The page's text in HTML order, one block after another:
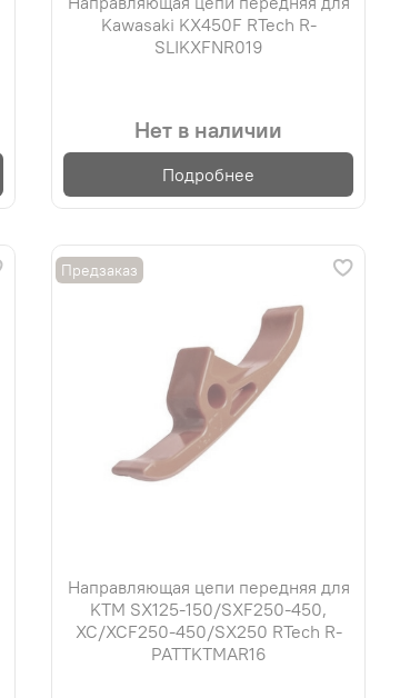
Kawasaki KX450F RTech R-
SLIKXFNR019
Нет в наличии
Подробнее
Предзаказ
Направляющая цепи передняя для
KTM SX125-150/SXF250-450,
XC/XCF250-450/SX250 RTech R-
PATTKTMAR16